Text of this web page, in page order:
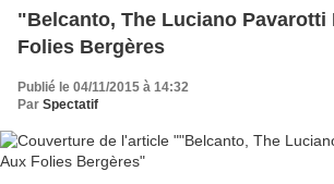
"Belcanto, The Luciano Pavarotti
Folies Bergères
Publié le 04/11/2015 à 14:32
Par Spectatif